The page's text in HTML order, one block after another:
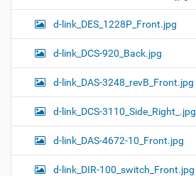
d-link_DES_1228P_Front.jpg
d-link_DCS-920_Back.jpg
d-link_DAS-3248_revB_Front.jpg
d-link_DCS-3110_Side_Right_.jpg
d-link_DAS-4672-10_Front.jpg
d-link_DIR-100_switch_Front.jpg